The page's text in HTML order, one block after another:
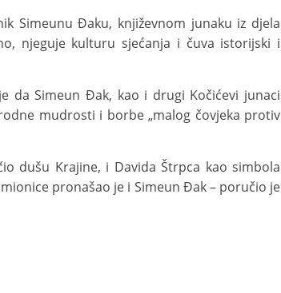
Simeunu Đaku, književnom junaku iz djela
njeguje kulturu sjećanja i čuva istorijski i
da Simeun Đak, kao i drugi Kočićevi junaci
mudrosti i borbe „malog čovjeka protiv
dušu Krajine, i Davida Štrpca kao simbola
pronašao je i Simeun Đak – poručio je